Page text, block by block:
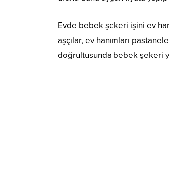
Evde bebek şekeri işini ev
aşçılar, ev hanımları
doğrultusunda bebek şekeri